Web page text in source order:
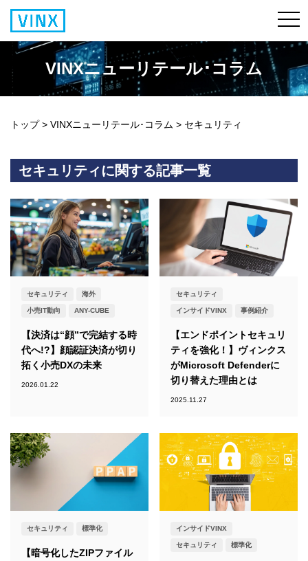
VINXニューリテール･コラム
トップ> VINXニューリテール･コラム > セキュリティ
セキュリティに関する記事一覧
セキュリティ 海外
小売IT動向 ANY-CUBE
【決済は“顔”で完結する時
代へ!?】顔認証決済が切り
拓く小売DXの未来
2026.01.22
セキュリティ
インサイドVINX 事例紹介
【エンドポイントセキュリ
ティを強化！】ヴィンクス
がMicrosoft Defenderに
切り替えた理由とは
2025.11.27
セキュリティ 標準化
【暗号化したZIPファイル
インサイドVINX
セキュリティ 標準化